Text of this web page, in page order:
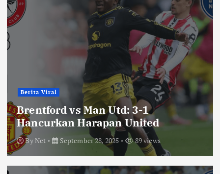
Berita Viral
Brentford vs Man Utd: 3-1
Hancurkan Harapan United
ByNet September 28, 2025 89 views